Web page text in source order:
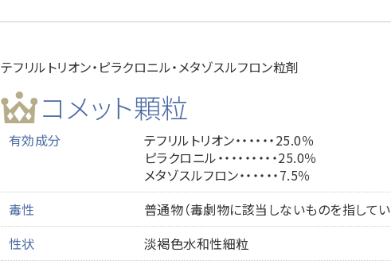
テフリルトリオン・ピラクロニル・メタゾスルフロン粒剤
コメット顆粒
有効成分
テフリルトリオン・・・・・・25.0％
ピラクロニル・・・・・・・・・25.0％
メタゾスルフロン・・・・・・7.5％
毒性
普通物（毒劇物に該当しないものを指してい
性状
淡褐色水和性細粒